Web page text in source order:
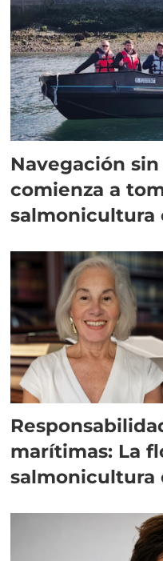
Navegación
comienza a
salmonicultura
marítimas: La
salmonicultura